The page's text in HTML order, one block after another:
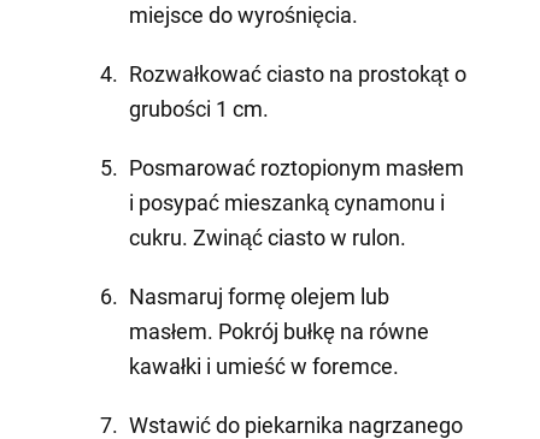
miejsce do wyrośnięcia.
Rozwałkować ciasto na prostokąt o
grubości 1 cm.
Posmarować roztopionym masłem
i posypać mieszanką cynamonu i
cukru. Zwinąć ciasto w rulon.
Nasmaruj formę olejem lub
masłem. Pokrój bułkę na równe
kawałki i umieść w foremce.
Wstawić do piekarnika nagrzanego